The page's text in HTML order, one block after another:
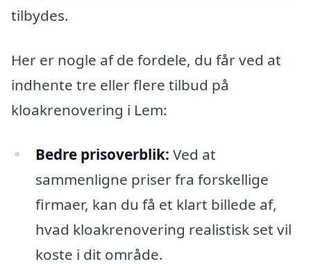
tilbydes.
Her er nogle af de fordele, du får ved at
indhente tre eller flere tilbud på
kloakrenovering i Lem:
Bedre prisoverblik: Ved at
sammenligne priser fra forskellige
firmaer, kan du få et klart billede af,
hvad kloakrenovering realistisk set vil
koste i dit område.